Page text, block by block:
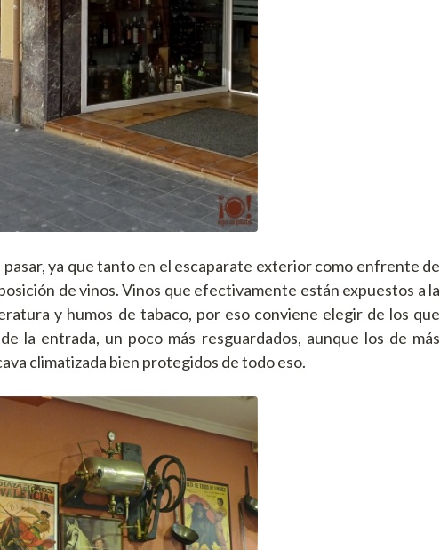
ya que tanto en el escaparate exterior como enfrente de
de vinos. Vinos que efectivamente están expuestos a la
y humos de tabaco, por eso conviene elegir de los que
la entrada, un poco más resguardados, aunque los de más
climatizada bien protegidos de todo eso.